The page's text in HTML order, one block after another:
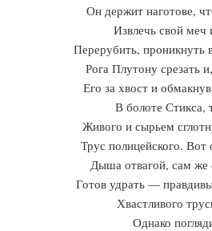
Он держит наготове,
Извлечь свой меч
Перерубить, проникнуть
Рога Плутону срезать
Его за хвост и
В болоте Стикса,
Живого и сырьем
Трус полицейского. Вот
Дыша отвагой, сам же
Готов удрать —
Хвастливого
Однако